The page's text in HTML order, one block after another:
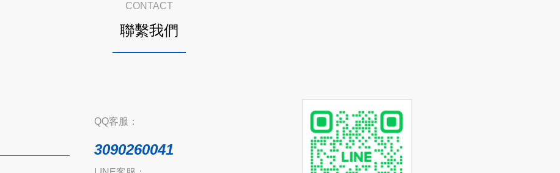
CONTACT
聯繫我們
QQ客服：
3090260041